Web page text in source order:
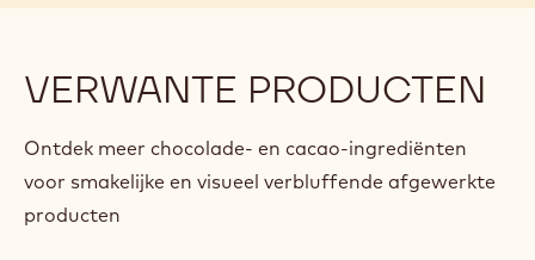
VERWANTE PRODUCTEN
Ontdek meer chocolade- en cacao-ingrediënten
voor smakelijke en visueel verbluffende afgewerkte
producten